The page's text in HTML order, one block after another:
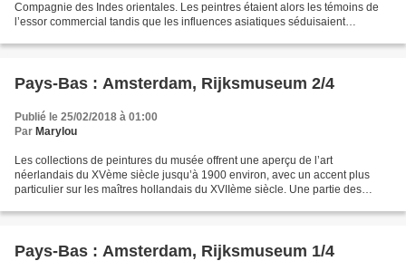
Compagnie des Indes orientales. Les peintres étaient alors les témoins de
l’essor commercial tandis que les influences asiatiques séduisaient
Pays-Bas : Amsterdam, Rijksmuseum 2/4
Publié le 25/02/2018 à 01:00
Par Marylou
Les collections de peintures du musée offrent une aperçu de l’art
néerlandais du XVème siècle jusqu’à 1900 environ, avec un accent plus
particulier sur les maîtres hollandais du XVIIème siècle. Une partie des
Pays-Bas : Amsterdam, Rijksmuseum 1/4